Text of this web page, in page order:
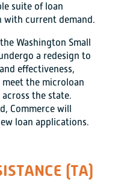
suite of loan
current demand.
Washington Small
a redesign to
effectiveness,
the microloan
across the state.
Commerce will
loan applications.
(TA)